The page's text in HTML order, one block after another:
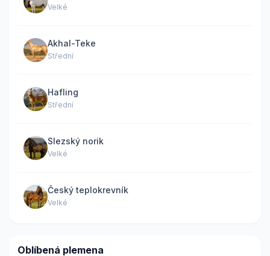
Velké
Akhal-Teke
Střední
Hafling
Střední
Slezský norik
Velké
Český teplokrevník
Velké
Oblíbená plemena